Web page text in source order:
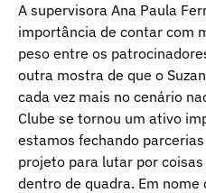
A supervisora Ana Paula
importância de contar com
peso entre os
outra mostra de que o
cada vez mais no cenário
Clube se tornou um ativo
estamos fechando
projeto para lutar por
dentro de quadra. Em nome